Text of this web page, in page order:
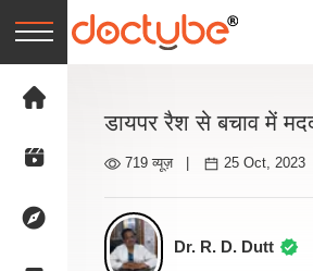
डायपर रैश से बचाव में
719 व्यूज़ 25 Oct, 2023
Dr. R. D. Dutt